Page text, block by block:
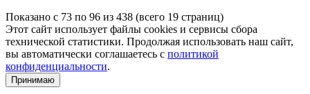
Показано с 73 по 96 из 438 (всего 19 страниц)
Этот сайт использует файлы cookies и сервисы сбора
технической статистики. Продолжая использовать наш сайт,
вы автоматически соглашаетесь с политикой
конфиденциальности.
Принимаю